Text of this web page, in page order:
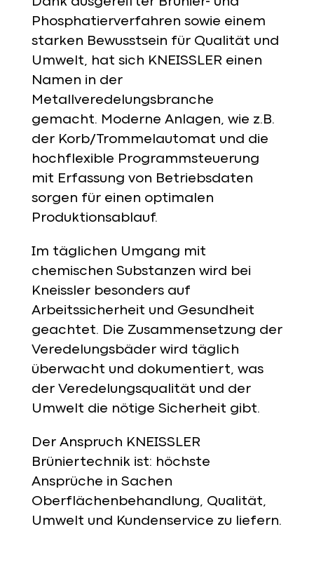
Phosphatierverfahren sowie einem
starken Bewusstsein für Qualität und
Umwelt, hat sich KNEISSLER einen
Namen in der
Metallveredelungsbranche
gemacht. Moderne Anlagen, wie z.B.
der Korb/Trommelautomat und die
hochflexible Programmsteuerung
mit Erfassung von Betriebsdaten
sorgen für einen optimalen
Produktionsablauf.
Im täglichen Umgang mit
chemischen Substanzen wird bei
Kneissler besonders auf
Arbeitssicherheit und Gesundheit
geachtet. Die Zusammensetzung der
Veredelungsbäder wird täglich
überwacht und dokumentiert, was
der Veredelungsqualität und der
Umwelt die nötige Sicherheit gibt.
Der Anspruch KNEISSLER
Brüniertechnik ist: höchste
Ansprüche in Sachen
Oberflächenbehandlung, Qualität,
Umwelt und Kundenservice zu liefern.